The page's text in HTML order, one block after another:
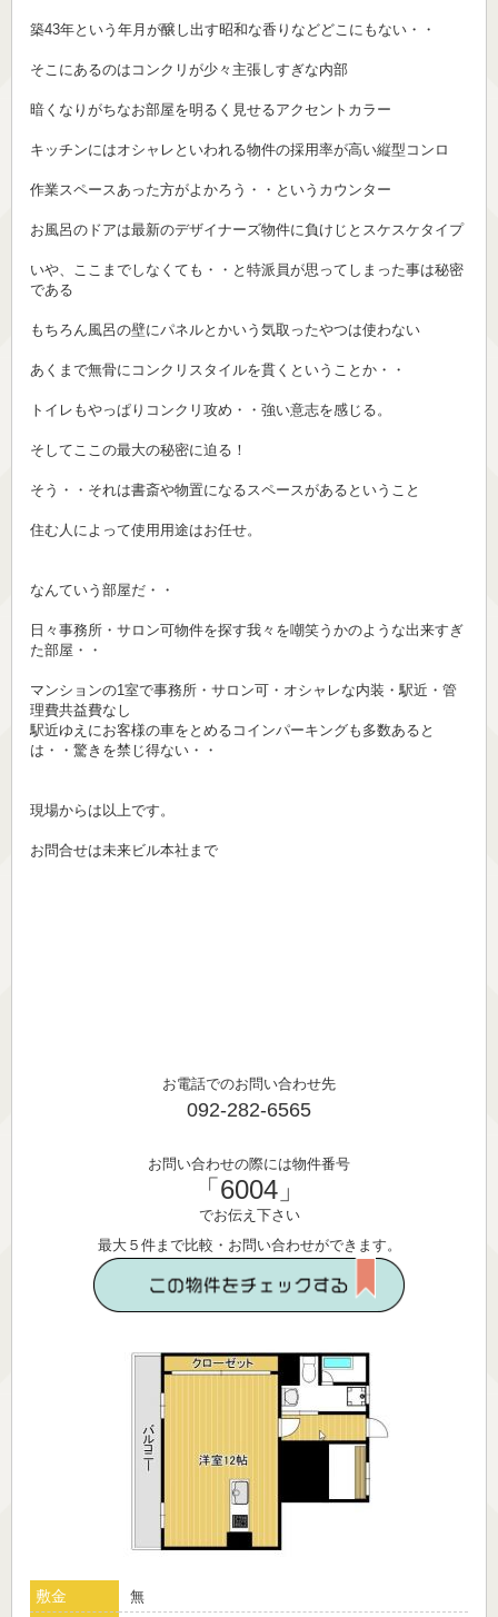
築43年という年月が醸し出す昭和な香りなどどこにもない・・
そこにあるのはコンクリが少々主張しすぎな内部
暗くなりがちなお部屋を明るく見せるアクセントカラー
キッチンにはオシャレといわれる物件の採用率が高い縦型コンロ
作業スペースあった方がよかろう・・というカウンター
お風呂のドアは最新のデザイナーズ物件に負けじとスケスケタイプ
いや、ここまでしなくても・・と特派員が思ってしまった事は秘密
である
もちろん風呂の壁にパネルとかいう気取ったやつは使わない
あくまで無骨にコンクリスタイルを貫くということか・・
トイレもやっぱりコンクリ攻め・・強い意志を感じる。
そしてここの最大の秘密に迫る！
そう・・それは書斎や物置になるスペースがあるということ
住む人によって使用用途はお任せ。
なんていう部屋だ・・
日々事務所・サロン可物件を探す我々を嘲笑うかのような出来すぎ
た部屋・・
マンションの1室で事務所・サロン可・オシャレな内装・駅近・管
理費共益費なし
駅近ゆえにお客様の車をとめるコインパーキングも多数あると
は・・驚きを禁じ得ない・・
現場からは以上です。
お問合せは未来ビル本社まで
お電話でのお問い合わせ先
092-282-6565
お問い合わせの際には物件番号
「6004」
でお伝え下さい
最大５件まで比較・お問い合わせができます。
敷金 無